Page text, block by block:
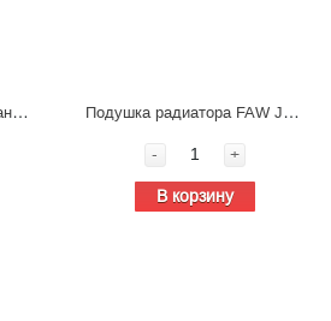
Прокладка крышки клапанов FAW 7 резиновая CA6DM3 1003041BM50-0000SX
Подушка радиатора FAW J7 1302123-2000/A
-
+
В корзину